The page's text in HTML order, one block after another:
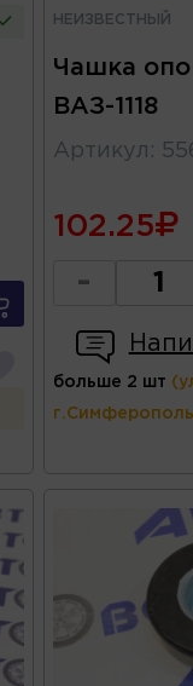
НЕИЗВЕСТНЫЙ
Чашка
ВАЗ-1118
Артикул :
102.25
-
больше 2 шт